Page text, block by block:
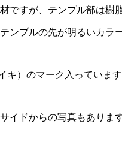
ですが、テンプル部は樹
ンプルの先が明るいカラ
キ）のマーク入っています
イドからの写真もありま